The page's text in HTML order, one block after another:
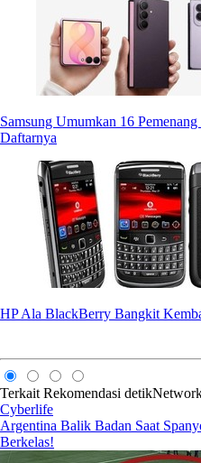
Samsung Umumkan 16
Daftarnya
HP Ala BlackBerry Bangkit
Terkait Rekomendasi
Cyberlife
Argentina Balik Badan Saat
Berkelas!